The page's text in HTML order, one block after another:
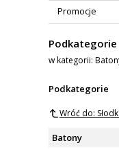
Promocje
w kategorii:
Podkategorie
Wróć do:
Batony